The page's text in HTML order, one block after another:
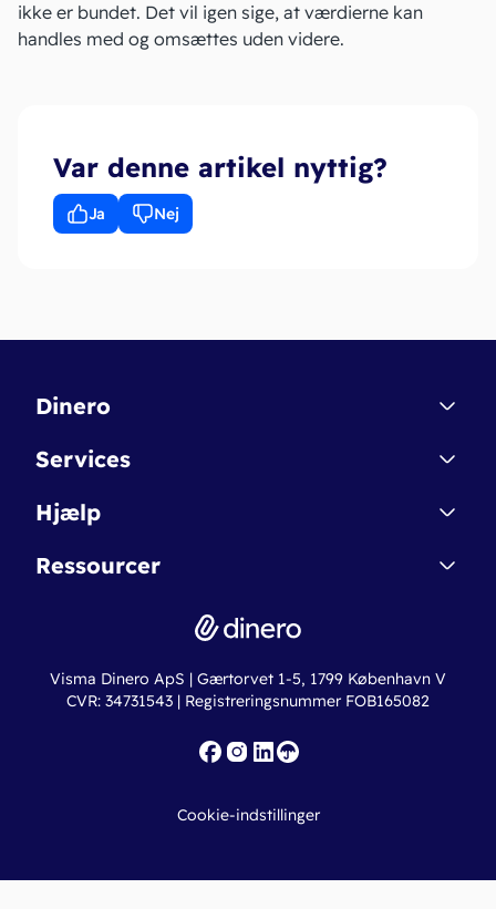
ikke er bundet. Det vil igen sige, at værdierne kan
handles med og omsættes uden videre.
Var denne artikel nyttig?
Ja Nej
Dinero
Kontakt
Betingelser & Sikkerhed
Nye funktioner
Services
Dinero Starter
Dinero Pro
Erhvervslån
Fakturaskabeloner
Hjælp
Regnskabsordbogen
Online regnskabskurser
Ressourcer
Ny virksomhed
Iværksætterlegat
Visma Dinero ApS | Gærtorvet 1-5, 1799 København V
CVR: 34731543 | Registreringsnummer FOB165082
Cookie-indstillinger